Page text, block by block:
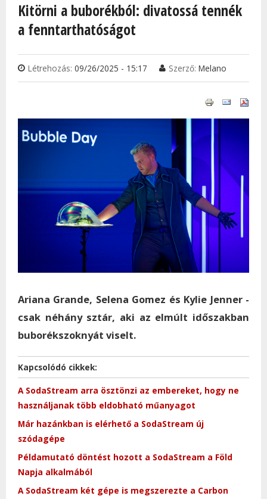
Kitörni a buborékból: divatossá tennék
a fenntarthatóságot
Létrehozás: 09/26/2025 - 15:17 Szerző: Melano
Ariana Grande, Selena Gomez és Kylie Jenner -
csak néhány sztár, aki az elmúlt időszakban
buborékszoknyát viselt.
Kapcsolódó cikkek:
A SodaStream arra ösztönzi az embereket, hogy ne
használjanak több eldobható műanyagot
Már hazánkban is elérhető a SodaStream új
szódagépe
Példamutató döntést hozott a SodaStream a Föld
Napja alkalmából
A SodaStream két gépe is megszerezte a Carbon